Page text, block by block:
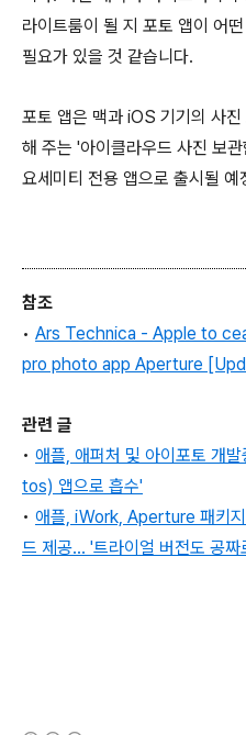
라이트룸이 될 지 포토 앱이 어
필요가 있을 것 같습니다.
포토 앱은 맥과 iOS 기기의 사진
해 주는 '아이클라우드 사진 보
요세미티 전용 앱으로 출시될 예
참조
• Ars Technica - Apple to
pro photo app Aperture
관련 글
• 애플, 애퍼처 및 아이포토 개
tos) 앱으로 흡수'
• 애플, iWork, Aperture 패키지
드 제공… '트라이얼 버전도 공짜